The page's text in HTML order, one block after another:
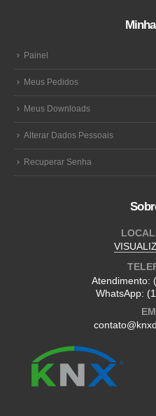
Painel
Meus Pedidos
Meus Downloads
Alterar Dados Pessoais
Recuperar Senha
Atendimento:
WhatsApp: